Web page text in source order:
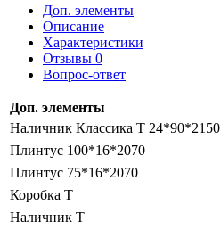
Доп. элементы
Описание
Характеристики
Отзывы 0
Вопрос-ответ
Доп. элементы
Наличник Классика Т 24*90*2150
Плинтус 100*16*2070
Плинтус 75*16*2070
Коробка Т
Наличник Т